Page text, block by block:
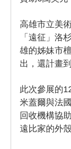
高雄市立美
「遠征」洛
雄的姊妹市
出，還計畫
此次參展的
米蓋爾與法
回收機構協
遠比家的外